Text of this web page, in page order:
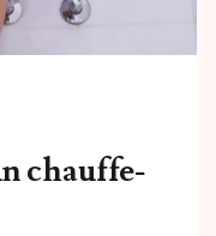
chauffe-